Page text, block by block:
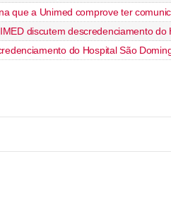
que a Unimed comprove ter
discutem descredenciamento do
do Hospital São